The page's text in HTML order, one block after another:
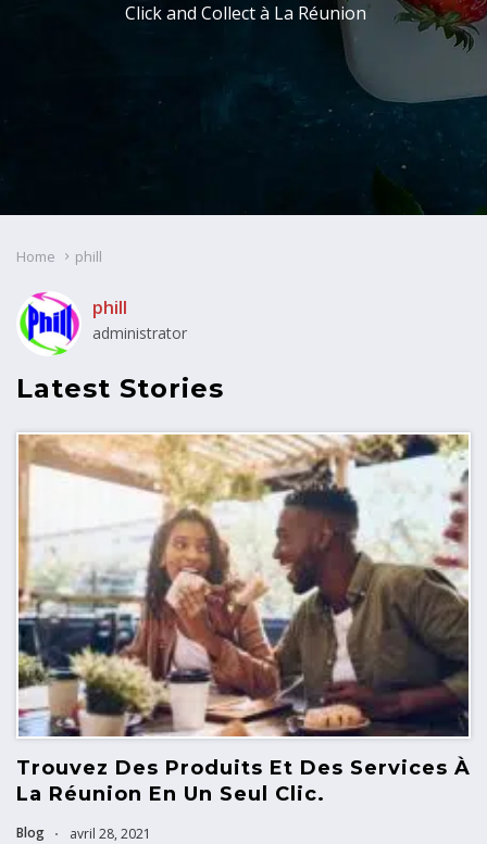
Click and Collect à La Réunion
Home phill
phill
administrator
Latest Stories
Trouvez Des Produits Et Des Services À
La Réunion En Un Seul Clic.
Blog avril 28, 2021